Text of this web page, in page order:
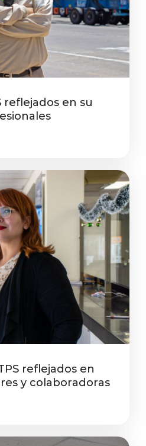
reflejados en su
reflejados en
y colaboradoras